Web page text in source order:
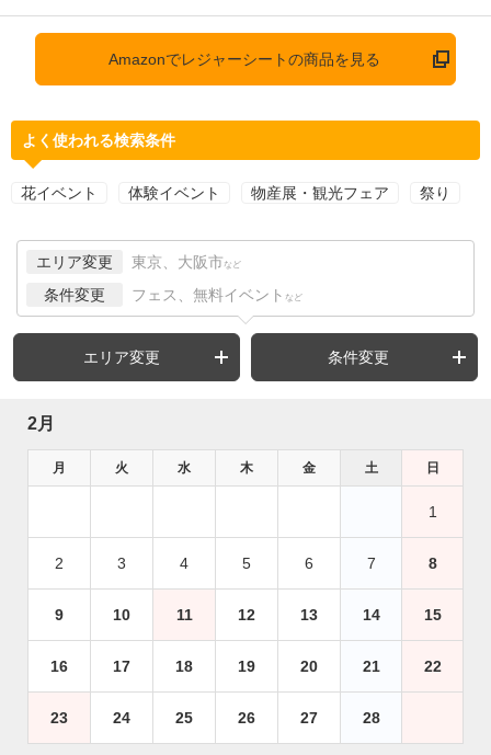
Amazonでレジャーシートの商品を見る
よく使われる検索条件
花イベント 体験イベント 物産展・観光フェア 祭り
エリア変更 東京、大阪市 など
条件変更 フェス、無料イベント など
エリア変更 条件変更
2月
月 火 水 木 金 土 日
1
2 3 4 5 6 7 8
9 10 11 12 13 14 15
16 17 18 19 20 21 22
23 24 25 26 27 28